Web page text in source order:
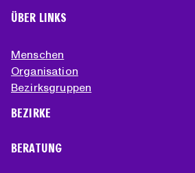
ÜBER LINKS
Menschen
Organisation
Bezirksgruppen
BEZIRKE
BERATUNG